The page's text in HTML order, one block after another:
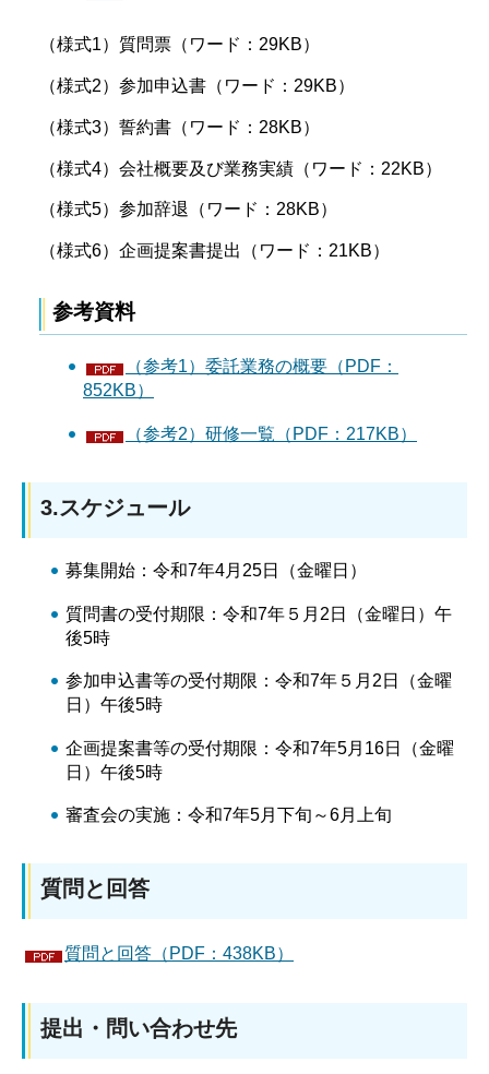
（様式1）質問票（ワード：29KB）
（様式2）参加申込書（ワード：29KB）
（様式3）誓約書（ワード：28KB）
（様式4）会社概要及び業務実績（ワード：22KB）
（様式5）参加辞退（ワード：28KB）
（様式6）企画提案書提出（ワード：21KB）
参考資料
（参考1）委託業務の概要（PDF：
852KB）
（参考2）研修一覧（PDF：217KB）
3.スケジュール
募集開始：令和7年4月25日（金曜日）
質問書の受付期限：令和7年５月2日（金曜日）午
後5時
参加申込書等の受付期限：令和7年５月2日（金曜
日）午後5時
企画提案書等の受付期限：令和7年5月16日（金曜
日）午後5時
審査会の実施：令和7年5月下旬～6月上旬
質問と回答
質問と回答（PDF：438KB）
提出・問い合わせ先